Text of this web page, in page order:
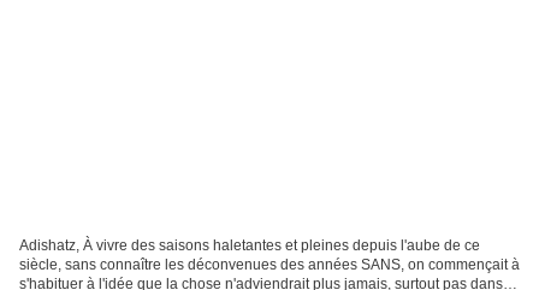
Adishatz, À vivre des saisons haletantes et pleines depuis l'aube de ce
siècle, sans connaître les déconvenues des années SANS, on commençait à
s'habituer à l'idée que la chose n'adviendrait plus jamais, surtout pas dans la